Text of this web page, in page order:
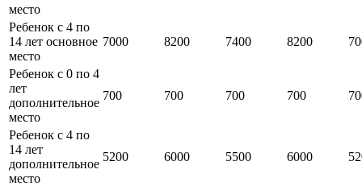
место
Ребенок с 4 по
14 лет основное
место
7000 8200 7400 8200
Ребенок с 0 по 4
лет
дополнительное
место
700 700 700 700
Ребенок с 4 по
14 лет
дополнительное
место
5200 6000 5500 6000